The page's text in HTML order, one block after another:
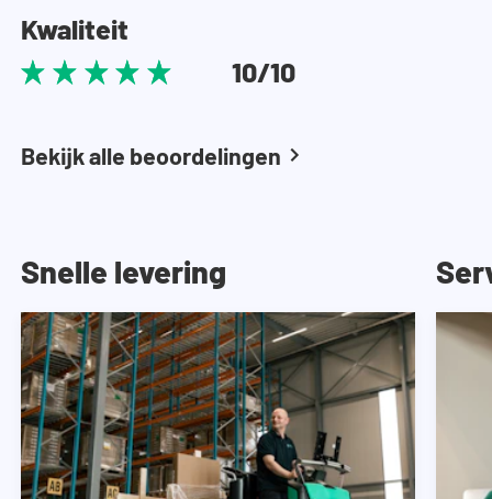
Kwaliteit
10/10
Bekijk alle beoordelingen
Snelle levering